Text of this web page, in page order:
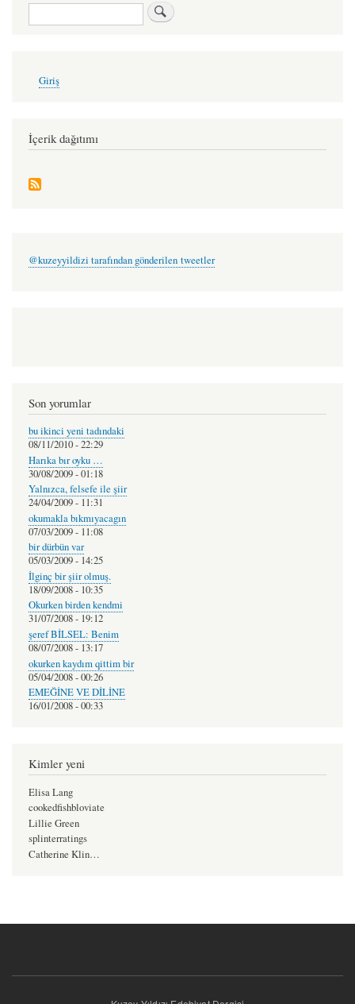
Ara
account
Giriş
İçerik dağıtımı
@kuzeyyildizi tarafından gönderilen tweetler
Son yorumlar
bu ikinci yeni tadındaki
08/11/2010 - 22:29
Harıka bır oyku …
30/08/2009 - 01:18
Yalnızca, felsefe ile şiir
24/04/2009 - 11:31
okumakla bıkmıyacagın
07/03/2009 - 11:08
bir dürbün var
05/03/2009 - 14:25
İlginç bir şiir olmuş.
18/09/2008 - 10:35
Okurken birden kendmi
31/07/2008 - 19:12
şeref BİLSEL: Benim
08/07/2008 - 13:17
okurken kaydım qittim bir
05/04/2008 - 00:26
EMEĞİNE VE DİLİNE
16/01/2008 - 00:33
Kimler yeni
Elisa Lang
cookedfishbloviate
Lillie Green
splinterratings
Catherine Klin…